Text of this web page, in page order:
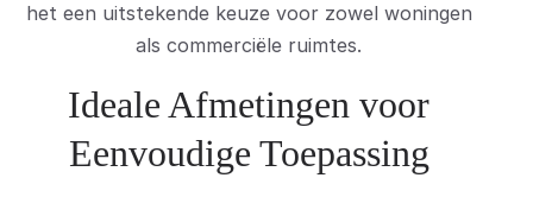
het een uitstekende keuze voor zowel woningen
als commerciële ruimtes.
Ideale Afmetingen voor
Eenvoudige Toepassing